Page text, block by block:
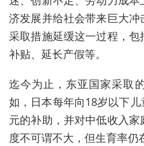
济发展并给社会带来巨大
采取措施延缓这一过程，
补贴、延长产假等。
迄今为止，东亚国家采取
如，日本每年向18岁以下
元的补助，并对中低收入
度不可谓不大，但生育率仍